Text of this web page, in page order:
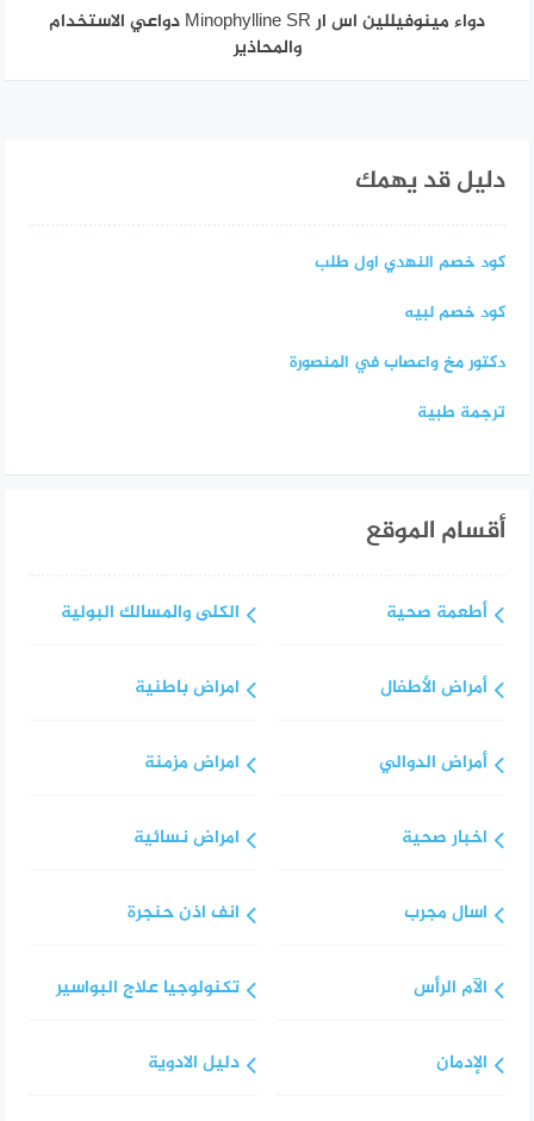
دواء مينوفيللين اس ار Minophylline SR دواعي الاستخدام
والمحاذير
دليل قد يهمك
كود خصم النهدي اول طلب
كود خصم لبيه
دكتور مخ واعصاب في المنصورة
ترجمة طبية
أقسام الموقع
أطعمة صحية
أمراض الأطفال
أمراض الدوالي
اخبار صحية
اسال مجرب
الآم الرأس
الإدمان
الكلى والمسالك البولية
امراض باطنية
امراض مزمنة
امراض نسائية
انف اذن حنجرة
تكنولوجيا علاج البواسير
دليل الادوية